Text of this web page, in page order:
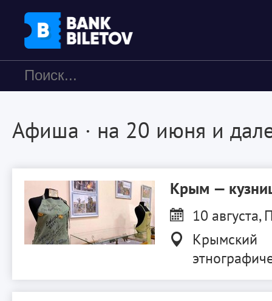
Афиша · на 20 июня и
Крым —
10 августа,
Крымский